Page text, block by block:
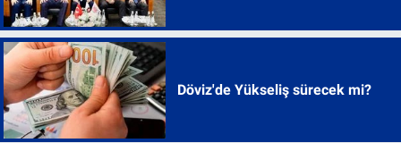
Döviz'de Yükseliş sürecek mi?